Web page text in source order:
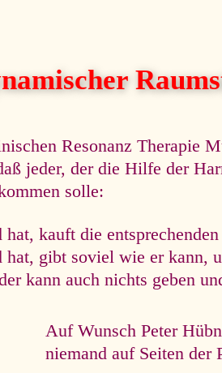
Resonanz Therapie
jeder, der die Hilfe der
solle:
kauft die
hat, gibt soviel wie er kann,
kann auch nichts geben
Auf Wunsch Peter
niemand auf Seiten der